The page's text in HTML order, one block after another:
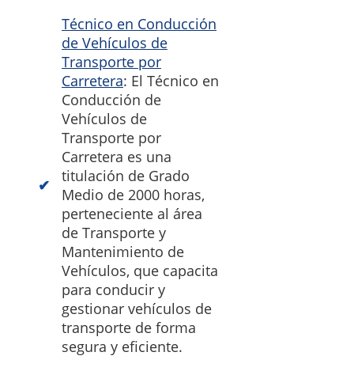
Técnico en Conducción
de Vehículos de
Transporte por
Carretera: El Técnico en
Conducción de
Vehículos de
Transporte por
Carretera es una
titulación de Grado
Medio de 2000 horas,
perteneciente al área
de Transporte y
Mantenimiento de
Vehículos, que capacita
para conducir y
gestionar vehículos de
transporte de forma
segura y eficiente.